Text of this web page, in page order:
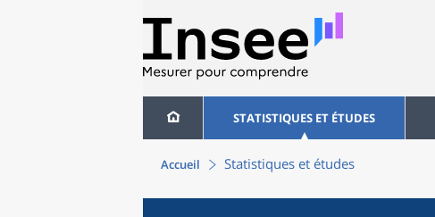
STATISTIQUES ET ÉTUDES
Accueil Statistiques et études